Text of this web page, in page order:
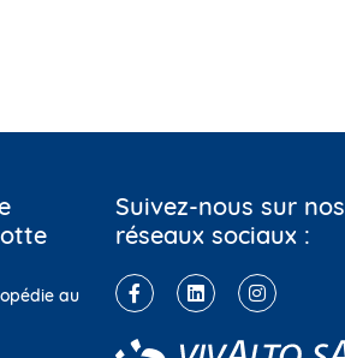
au
Suivez-nous sur nos
réseaux sociaux :